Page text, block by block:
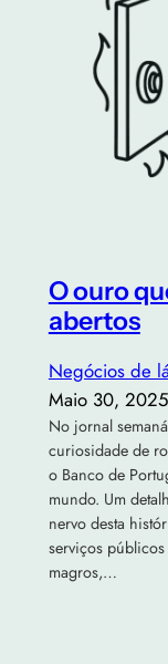
O ouro
abertos
Negócios de
Maio 30, 2025
No jornal
curiosidade de
o Banco de
mundo. Um
nervo desta
serviços
magros,…